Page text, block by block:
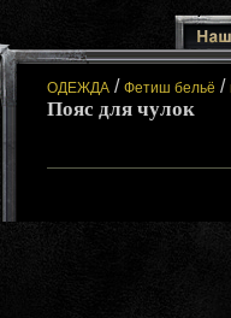
ОДЕЖДА / Фетиш бельё /
Пояс для чулок